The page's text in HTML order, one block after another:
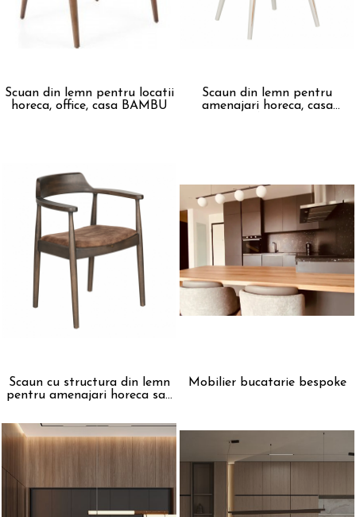
Scuan din lemn pentru locatii
horeca, office, casa BAMBU
Scaun din lemn pentru
amenajari horeca, casa
Scaun cu structura din lemn
pentru amenajari horeca sau
Mobilier bucatarie bespoke